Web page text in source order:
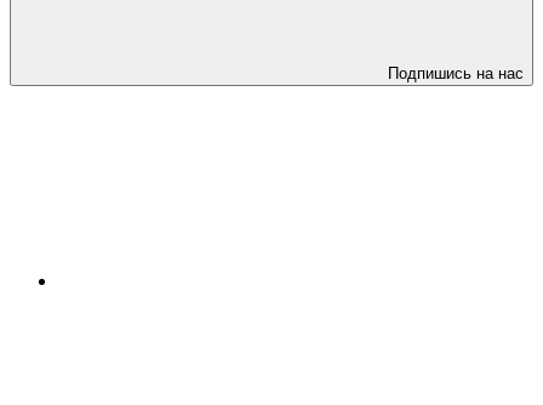
Подпишись на нас